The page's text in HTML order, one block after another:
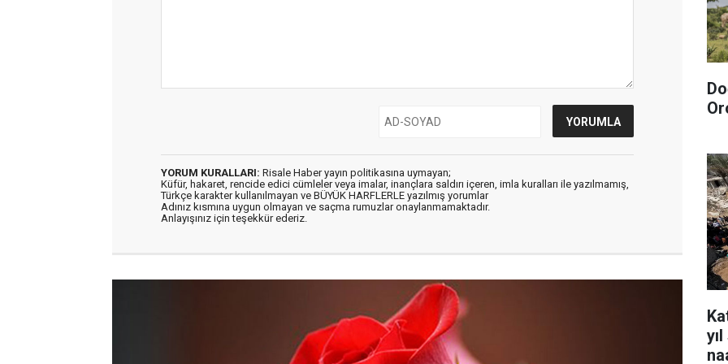
YORUM KURALLARI: Risale Haber yayın politikasına uymayan;
Küfür, hakaret, rencide edici cümleler veya imalar, inançlara saldırı içeren, imla kuralları ile yazılmamış,
Türkçe karakter kullanılmayan ve BÜYÜK HARFLERLE yazılmış yorumlar
Adınız kısmına uygun olmayan ve saçma rumuzlar onaylanmamaktadır.
Anlayışınız için teşekkür ederiz.